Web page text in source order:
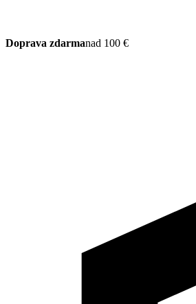
Doprava zdarmanad 100 €